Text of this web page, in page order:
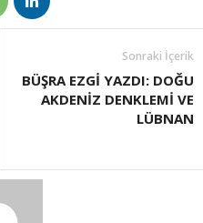
Sonraki İçerik
BÜŞRA EZGİ YAZDI: DOĞU
AKDENİZ DENKLEMİ VE
LÜBNAN